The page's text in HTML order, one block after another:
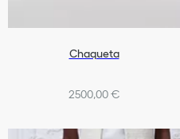
Chaqueta
2500,00 €